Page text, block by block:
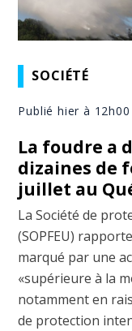
SOCIÉTÉ
Publié hier à 12h00
La foudre a
dizaines de
juillet au
La Société de
(SOPFEU)
marqué par une
«supérieure à la
notamment en
de protection